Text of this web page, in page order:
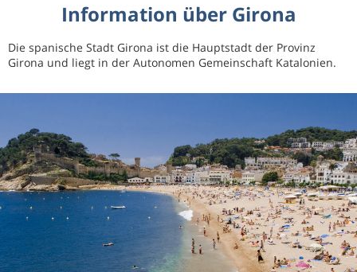
Information über Girona
Die spanische Stadt Girona ist die Hauptstadt der Provinz
Girona und liegt in der Autonomen Gemeinschaft Katalonien.